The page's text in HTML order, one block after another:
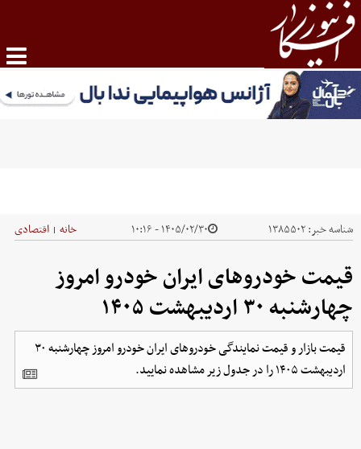
شناسه خبر:۱۳۸۵۵۰۲ ۱۴۰۵/۰۲/۳۰ - ۱۰:۱۶ خانه | اقتصادی
قیمت خودرو‌های ایران خودرو امروز
چهارشنبه ۳۰ اردیبهشت ۱۴۰۵
قیمت بازار و قیمت نمایندگی خودرو‌های ایران خودرو امروز چهارشنبه ۳۰
اردیبهشت ۱۴۰۵ را در جدول زیر مشاهده نمایید.